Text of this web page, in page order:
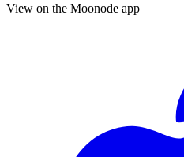
View on the Moonode app